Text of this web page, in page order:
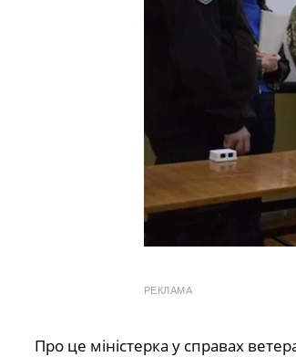
РЕКЛАМА
Про це міністерка у справах